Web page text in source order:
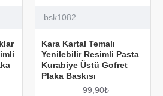
bsk1082
Kara Kartal Temalı
Yenilebilir Resimli Pasta
Kurabiye Üstü Gofret
Plaka Baskısı
99,90₺